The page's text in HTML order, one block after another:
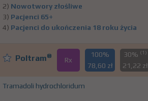
2) Nowotwory złośliwe
3) Pacjenci 65+
4) Pacjenci do ukończenia 18 roku życia
Poltram® Rx
100%
78,60 zł
30% (1)
21,22 zł
Tramadoli hydrochloridum